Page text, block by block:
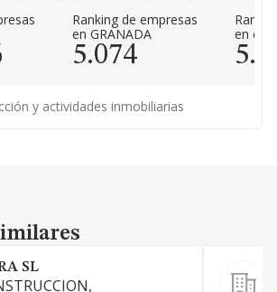
Ranking de empresas
en GRANADA
5.074
en el
y actividades inmobiliarias
SL